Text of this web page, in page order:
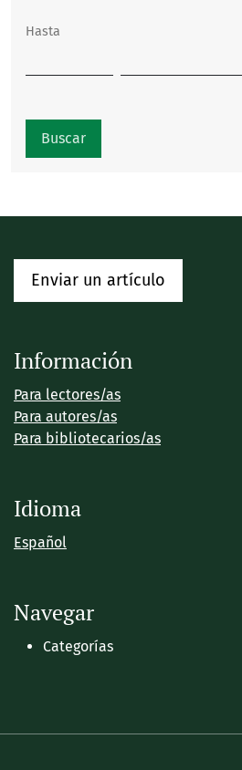
Hasta
Buscar
Enviar un artículo
Información
Para lectores/as
Para autores/as
Para bibliotecarios/as
Idioma
Español
Navegar
Categorías